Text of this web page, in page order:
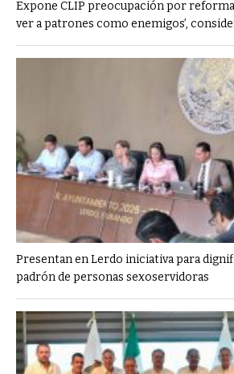
Expone CLIP preocupación por
ver a patrones como enemigos’,
Presentan en Lerdo iniciativa para
padrón de personas sexoservidoras